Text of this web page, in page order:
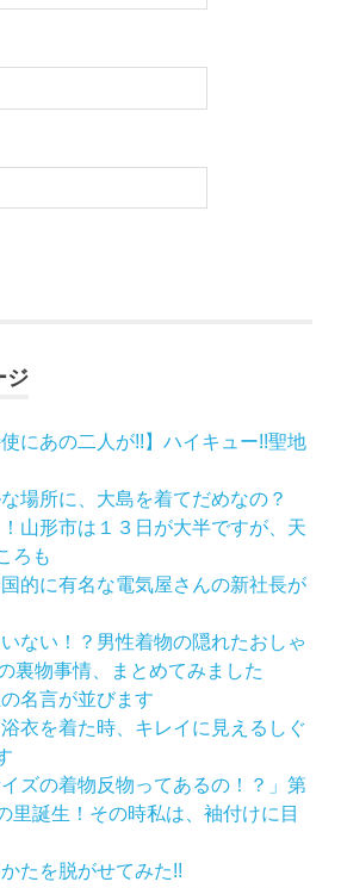
ジ
使にあの二人が!!】ハイキュー!!聖地
場所に、大島を着てだめなの？
山形市は１３日が大半ですが、天
ろも
的に有名な電気屋さんの新社長が
ない！？男性着物の隠れたおしゃ
裏物事情、まとめてみました
名言が並びます
衣を着た時、キレイに見えるしぐ
イズの着物反物ってあるの！？」第
里誕生！その時私は、袖付けに目
たを脱がせてみた!!